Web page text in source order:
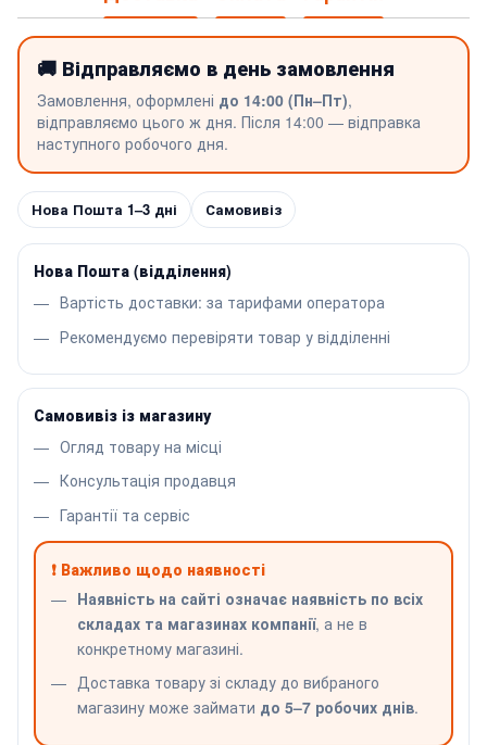
🚚 Відправляємо в день замовлення
Замовлення, оформлені до 14:00 (Пн–Пт),
відправляємо цього ж дня. Після 14:00 — відправка
наступного робочого дня.
Нова Пошта 1–3 дні Самовивіз
Нова Пошта (відділення)
Вартість доставки: за тарифами оператора
Рекомендуємо перевіряти товар у відділенні
Самовивіз із магазину
Огляд товару на місці
Консультація продавця
Гарантії та сервіс
❗ Важливо щодо наявності
Наявність на сайті означає наявність по всіх
складах та магазинах компанії, а не в
конкретному магазині.
Доставка товару зі складу до вибраного
магазину може займати до 5–7 робочих днів.